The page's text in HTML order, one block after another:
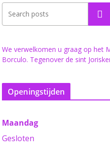
Zoeken
We verwelkomen u graag op het
Borculo. Tegenover de sint
Openingstijden
Maandag
Gesloten